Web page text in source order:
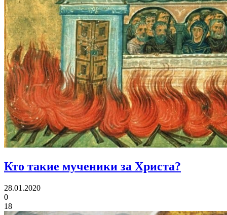
Кто такие мученики за Христа?
28.01.2020
0
18